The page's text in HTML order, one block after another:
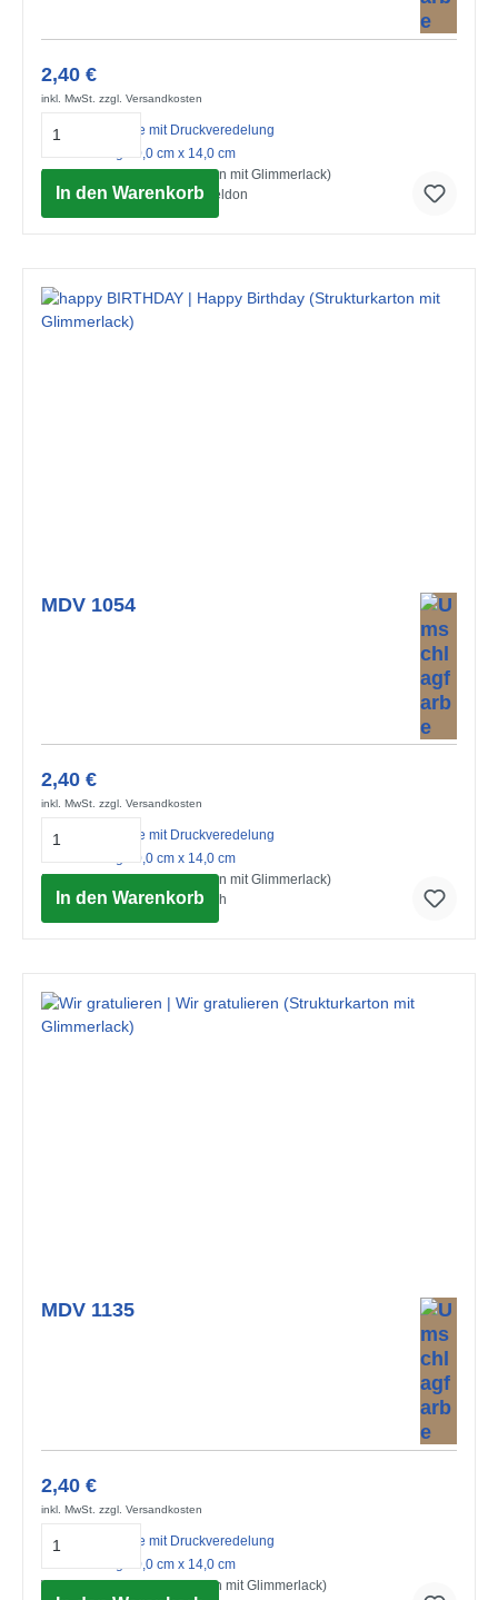
2,40 €
inkl. MwSt. zzgl. Versandkosten
Midi-Doppelkarte mit Druckveredelung
mit Umschlag 10,0 cm x 14,0 cm
Happy Birthday (Strukturkarton mit Glimmerlack)
© Advocate Art / Christine Sheldon
In den Warenkorb
MDV 1054
2,40 €
inkl. MwSt. zzgl. Versandkosten
Midi-Doppelkarte mit Druckveredelung
mit Umschlag 10,0 cm x 14,0 cm
Happy Birthday (Strukturkarton mit Glimmerlack)
© Advocate Art / Felicity French
In den Warenkorb
MDV 1135
2,40 €
inkl. MwSt. zzgl. Versandkosten
Midi-Doppelkarte mit Druckveredelung
mit Umschlag 10,0 cm x 14,0 cm
Wir gratulieren (Strukturkarton mit Glimmerlack)